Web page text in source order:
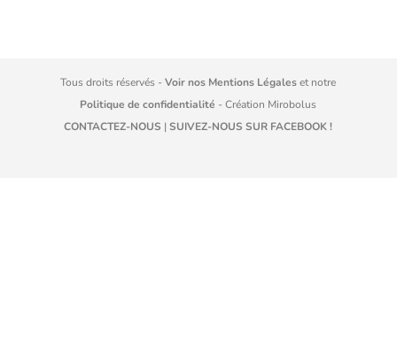
Tous droits réservés -Voir nos Mentions Légaleset notre
Politique de confidentialité - Création Mirobolus
CONTACTEZ-NOUS |SUIVEZ-NOUS SUR FACEBOOK !